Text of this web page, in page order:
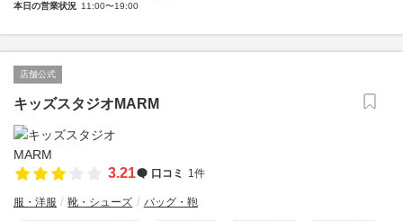
本日の営業状況 11:00〜19:00
店舗公式
キッズスタジオMARM
3.21 口コミ 1件
服・洋服 靴・シューズ バッグ・鞄